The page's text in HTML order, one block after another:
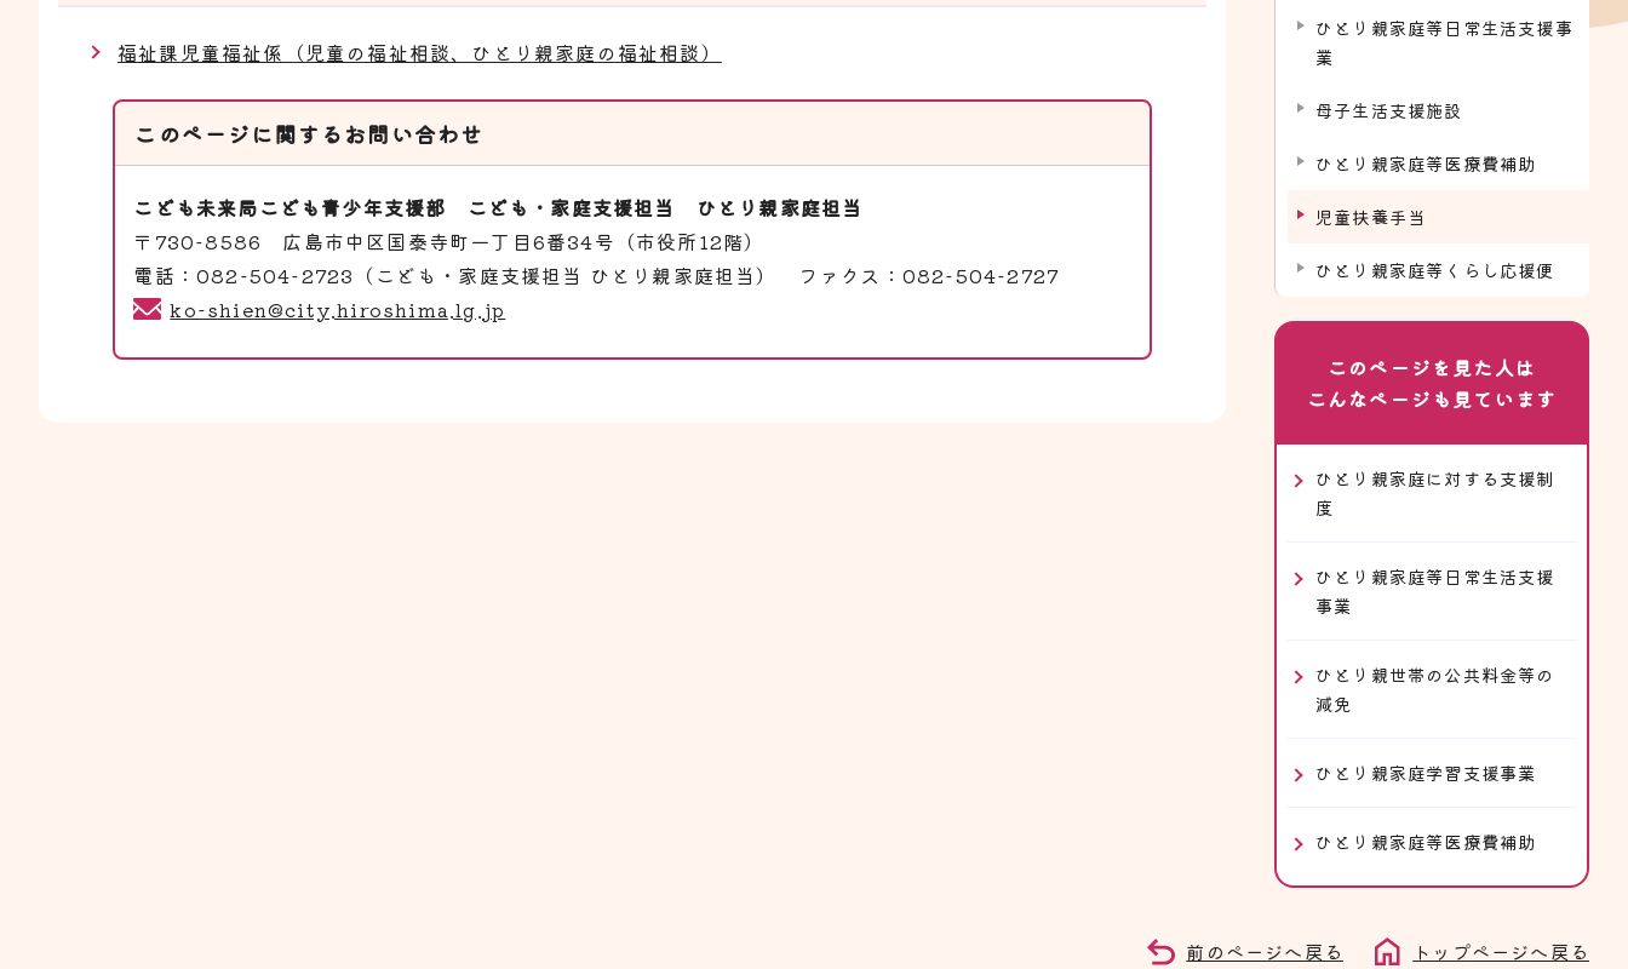
福祉課児童福祉係（児童の福祉相談、ひとり親家庭の福祉相談）
このページに関する お問い合わせ
こども未来局こども青少年支援部 こども・家庭支援担当 ひとり親家庭担当
〒730-8586 広島市中区国泰寺町一丁目6番34号（市役所12階）
電話：082-504-2723（こども・家庭支援担当 ひとり親家庭担当） ファクス：082-504-2727
ko-shien@city.hiroshima.lg.jp
ひとり親家庭等日常生活支援事
業
母子生活支援施設
ひとり親家庭等医療費補助
児童扶養手当
ひとり親家庭等くらし応援便
このページを見た人は
こんなページも見ています
ひとり親家庭に対する支援制
度
ひとり親家庭等日常生活支援
事業
ひとり親世帯の公共料金等の
減免
ひとり親家庭学習支援事業
ひとり親家庭等医療費補助
前のページへ戻る トップページへ戻る